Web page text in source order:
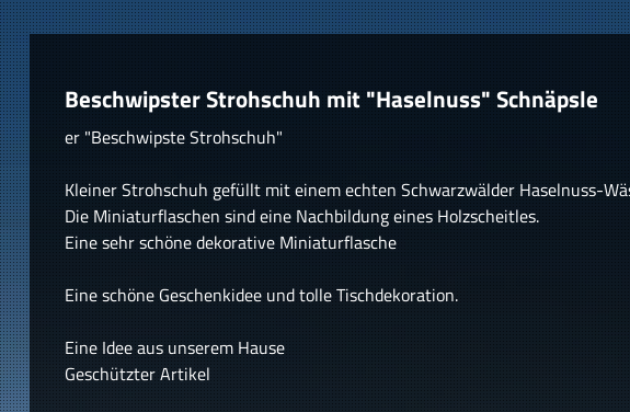
Beschwipster Strohschuh mit "Haselnuss" Schnäpsle
er "Beschwipste Strohschuh"
Kleiner Strohschuh gefüllt mit einem echten Schwarzwälder Haselnuss-
Die Miniaturflaschen sind eine Nachbildung eines Holzscheitles.
Eine sehr schöne dekorative Miniaturflasche
Eine schöne Geschenkidee und tolle Tischdekoration.
Eine Idee aus unserem Hause
Geschützter Artikel